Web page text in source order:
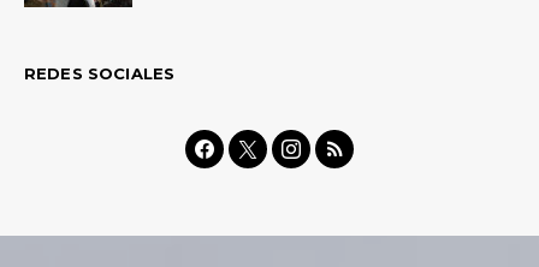
REDES SOCIALES